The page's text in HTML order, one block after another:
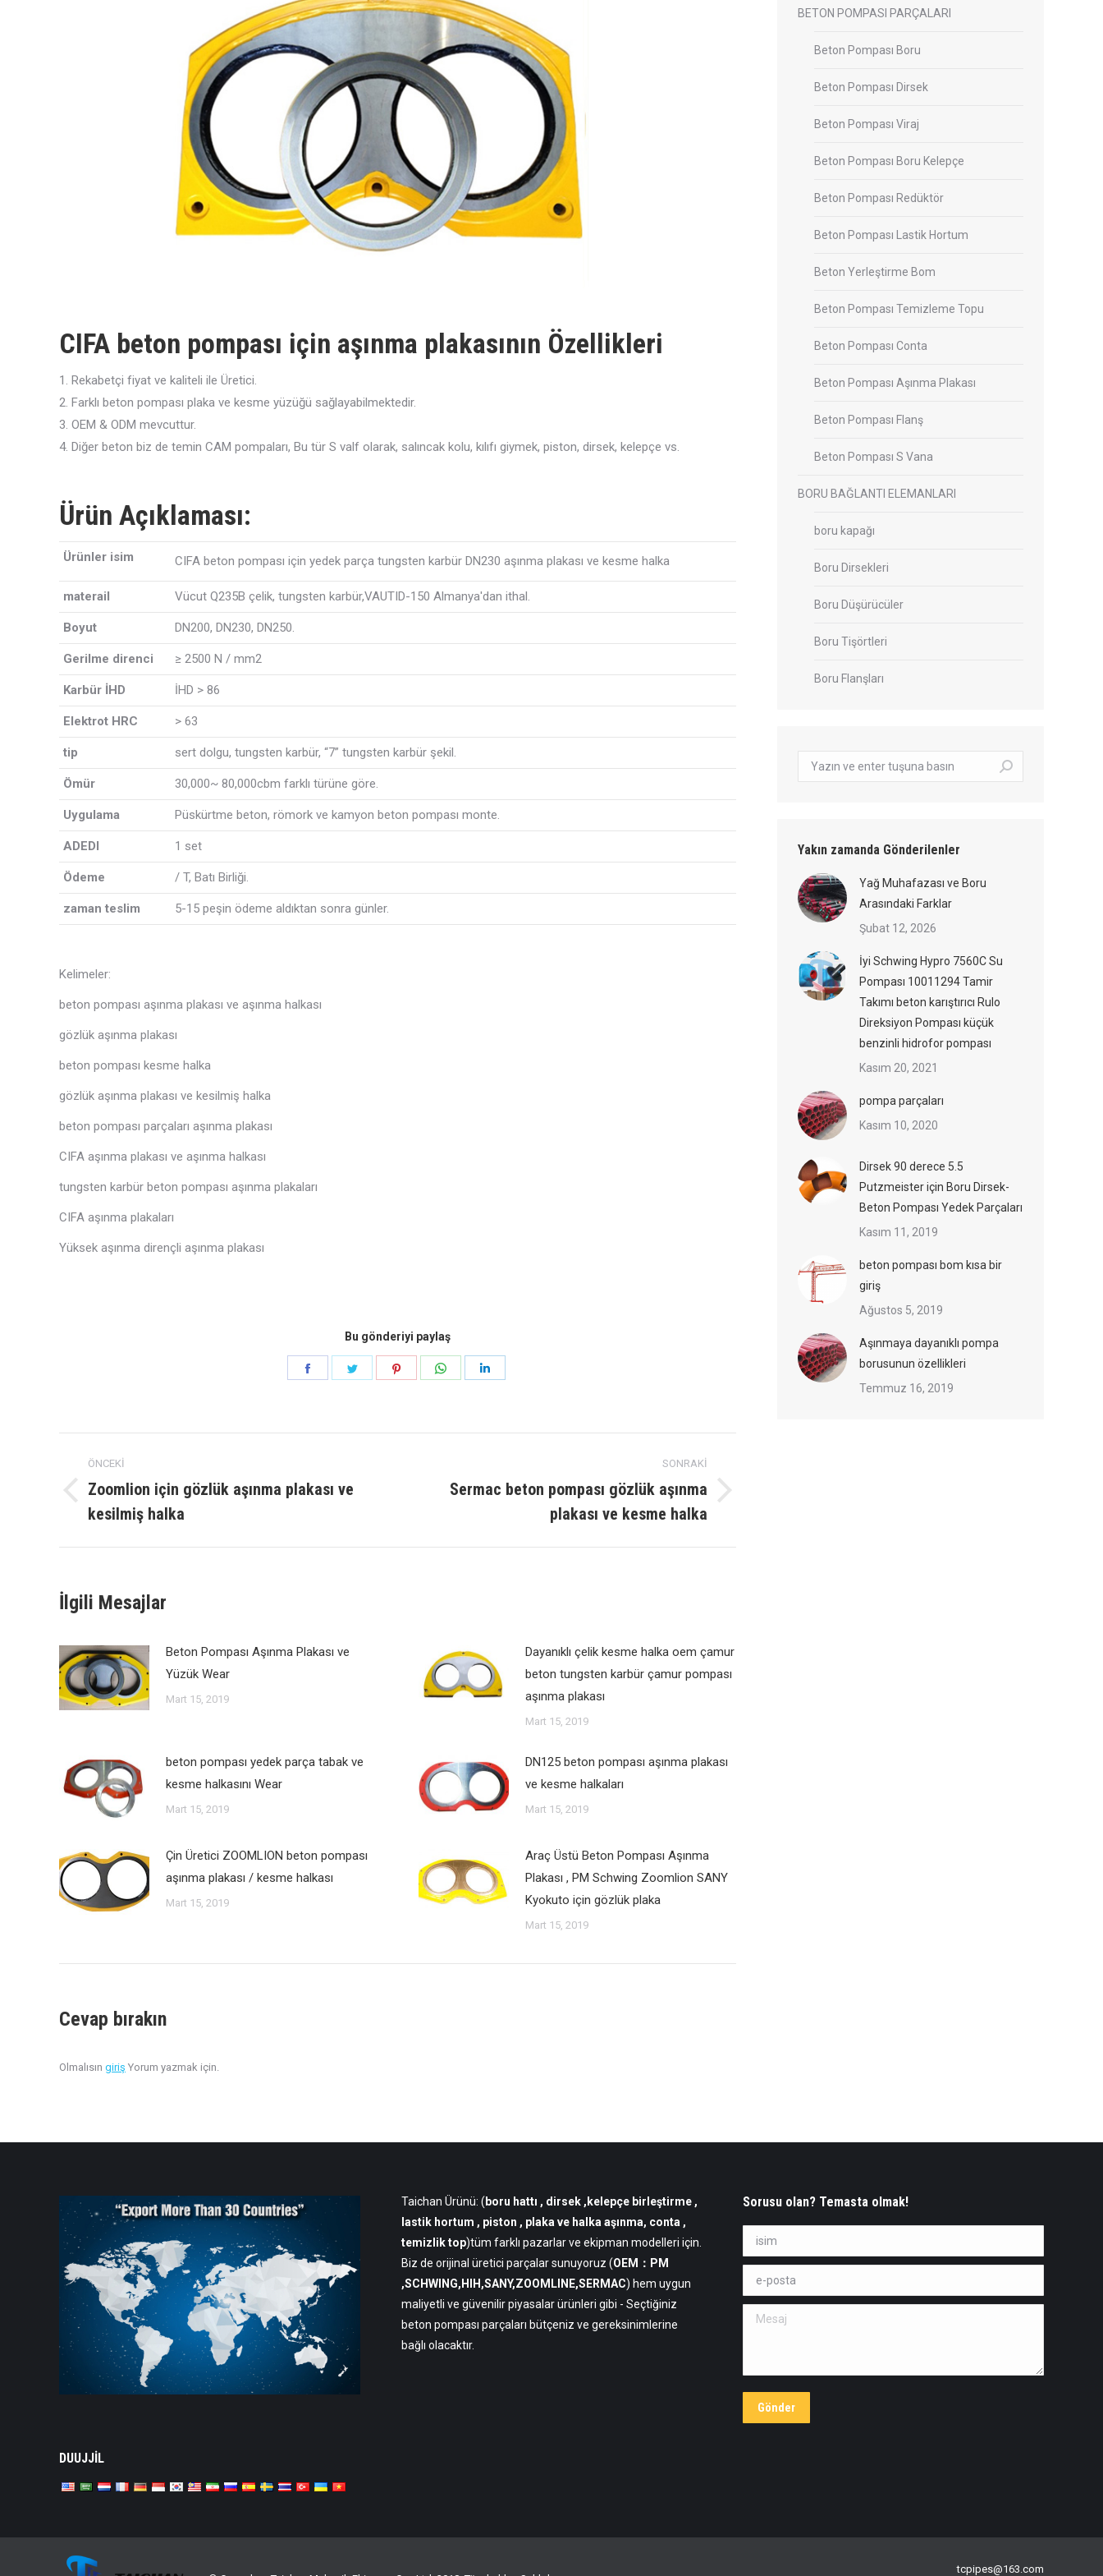
CIFA beton pompası için aşınma plakasının Özellikleri
1. Rekabetçi fiyat ve kaliteli ile Üretici.
2. Farklı beton pompası plaka ve kesme yüzüğü sağlayabilmektedir.
3. OEM & ODM mevcuttur.
4. Diğer beton biz de temin CAM pompaları, Bu tür S valf olarak, salıncak kolu, kılıfı giymek, piston, dirsek, kelepçe vs.
Ürün Açıklaması:
Ürünler isim CIFA beton pompası için yedek parça tungsten karbür DN230 aşınma plakası ve kesme halka
materail Vücut Q235B çelik, tungsten karbür,VAUTID-150 Almanya'dan ithal.
Boyut DN200, DN230, DN250.
Gerilme direnci ≥ 2500 N / mm2
Karbür İHD İHD > 86
Elektrot HRC > 63
tip sert dolgu, tungsten karbür, “7” tungsten karbür şekil.
Ömür 30,000~ 80,000cbm farklı türüne göre.
Uygulama Püskürtme beton, römork ve kamyon beton pompası monte.
ADEDI 1 set
Ödeme / T, Batı Birliği.
zaman teslim 5-15 peşin ödeme aldıktan sonra günler.
Kelimeler:
beton pompası aşınma plakası ve aşınma halkası
gözlük aşınma plakası
beton pompası kesme halka
gözlük aşınma plakası ve kesilmiş halka
beton pompası parçaları aşınma plakası
CIFA aşınma plakası ve aşınma halkası
tungsten karbür beton pompası aşınma plakaları
CIFA aşınma plakaları
Yüksek aşınma dirençli aşınma plakası
Bu gönderiyi paylaş
Paylaş Paylaş
Paylaş Paylaş
navigasyon
gönderisi
ÖNCEKI
Önceki
yazı:
Zoomlion için gözlük aşınma plakası ve
kesilmiş halka
SONRAKI
Sonraki
Sermac beton pompası gözlük aşınma
plakası ve kesme halka
İlgili Mesajlar
Beton Pompası Aşınma Plakası ve
Yüzük Wear
Mart 15, 2019
Dayanıklı çelik kesme halka oem çamur
beton tungsten karbür çamur pompası
aşınma plakası
Mart 15, 2019
beton pompası yedek parça tabak ve
kesme halkasını Wear
Mart 15, 2019
DN125 beton pompası aşınma plakası
ve kesme halkaları
Mart 15, 2019
Çin Üretici ZOOMLION beton pompası
aşınma plakası / kesme halkası
Mart 15, 2019
Araç Üstü Beton Pompası Aşınma
Plakası , PM Schwing Zoomlion SANY
Kyokuto için gözlük plaka
Mart 15, 2019
Cevap bırakın
Olmalısın giriş Yorum yazmak için.
BETON POMPASI PARÇALARI
Beton Pompası Boru
Beton Pompası Dirsek
Beton Pompası Viraj
Beton Pompası Boru Kelepçe
Beton Pompası Redüktör
Beton Pompası Lastik Hortum
Beton Yerleştirme Bom
Beton Pompası Temizleme Topu
Beton Pompası Conta
Beton Pompası Aşınma Plakası
Beton Pompası Flanş
Beton Pompası S Vana
BORU BAĞLANTI ELEMANLARI
boru kapağı
Boru Dirsekleri
Boru Düşürücüler
Boru Tişörtleri
Boru Flanşları
Arama:
Yakın zamanda Gönderilenler
Yağ Muhafazası ve Boru
Arasındaki Farklar
Şubat 12, 2026
İyi Schwing Hypro 7560C Su
Pompası 10011294 Tamir
Takımı beton karıştırıcı Rulo
Direksiyon Pompası küçük
benzinli hidrofor pompası
Kasım 20, 2021
pompa parçaları
Kasım 10, 2020
Dirsek 90 derece 5.5
Putzmeister için Boru Dirsek-
Beton Pompası Yedek Parçaları
Kasım 11, 2019
beton pompası bom kısa bir
giriş
Ağustos 5, 2019
Aşınmaya dayanıklı pompa
borusunun özellikleri
Temmuz 16, 2019
Taichan Ürünü: (boru hattı , dirsek ,kelepçe birleştirme ,
lastik hortum , piston , plaka ve halka aşınma, conta ,
temizlik top)tüm farklı pazarlar ve ekipman modelleri için.
Biz de orijinal üretici parçalar sunuyoruz (OEM：PM
,SCHWING,HIH,SANY,ZOOMLINE,SERMAC) hem uygun
maliyetli ve güvenilir piyasalar ürünleri gibi - Seçtiğiniz
beton pompası parçaları bütçeniz ve gereksinimlerine
bağlı olacaktır.
Sorusu olan? Temasta olmak!
isim *
e-posta *
Mesaj
Gönder
DUUJJİL
tcpipes@163.com